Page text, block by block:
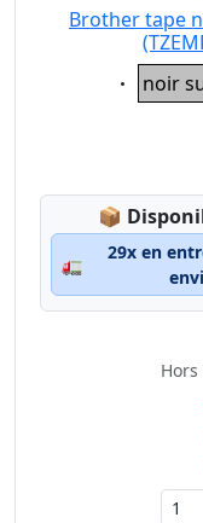
Brother tape
noir
📦
🚛
29x en